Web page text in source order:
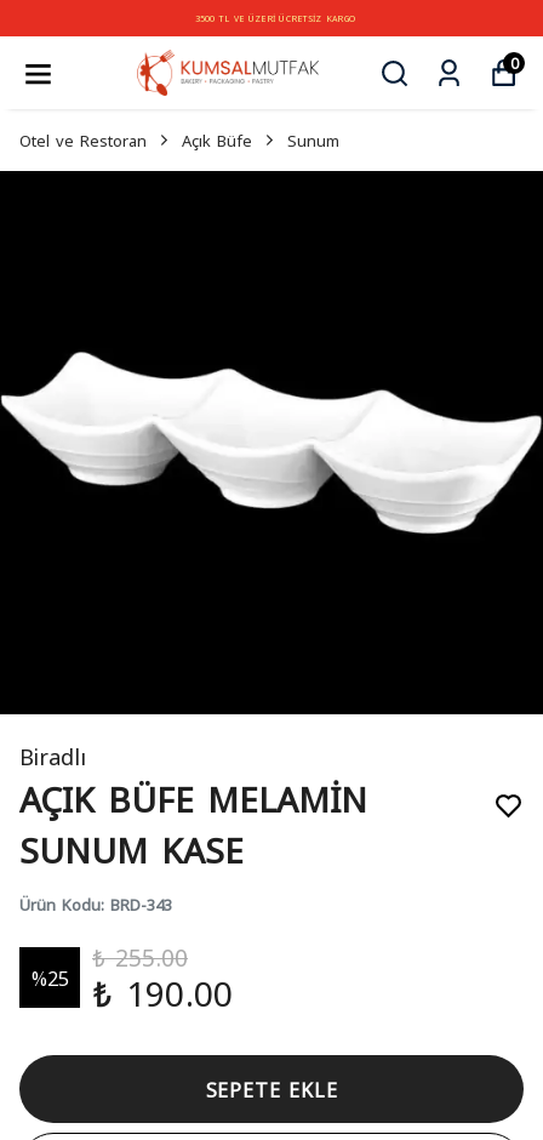
3500 TL VE ÜZERİ ÜCRETSİZ KARGO
0
Otel ve Restoran Açık Büfe Sunum
Biradlı
AÇIK BÜFE MELAMİN
SUNUM KASE
Ürün Kodu: BRD-343
%25
₺ 255.00
₺ 190.00
SEPETE EKLE